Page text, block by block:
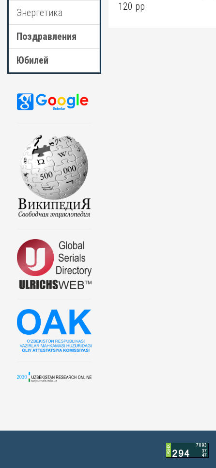
Энергетика
Поздравления
Юбилей
120 pp.